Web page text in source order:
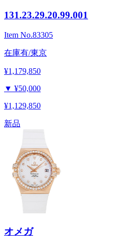
131.23.29.20.99.001
Item No.83305
在庫有/東京
¥1,179,850
▼ ¥50,000
¥1,129,850
新品
オメガ